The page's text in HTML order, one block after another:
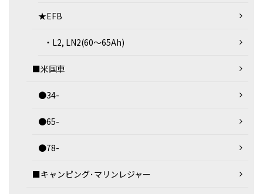
★EFB
・L2, LN2(60～65Ah)
■米国車
●34-
●65-
●78-
■キャンピング･マリンレジャー